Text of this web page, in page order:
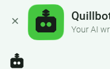
Your AI